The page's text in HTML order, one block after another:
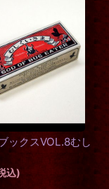
ックスVOL.8むし
込)